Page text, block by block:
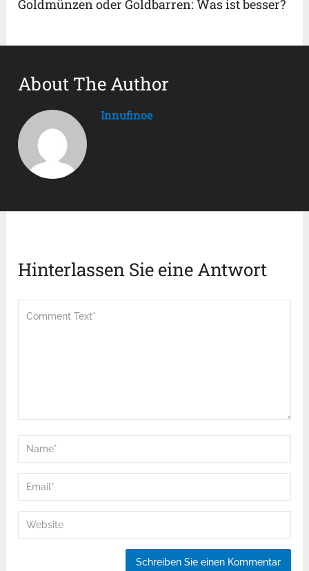
Goldmünzen oder Goldbarren: Was ist besser?
About The Author
Innufinoe
Hinterlassen Sie eine Antwort